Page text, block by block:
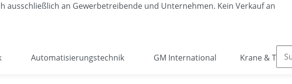
ausschließlich an Gewerbetreibende und Unternehmen. Kein Verkauf an
Automatisierungstechnik GM International Krane & Teile